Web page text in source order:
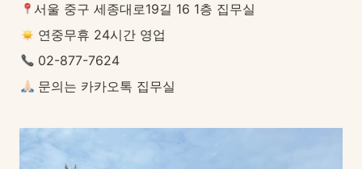
서울 중구 세종대로19길 16 1층 집무실
연중무휴 24시간 영업
02-877-7624
문의는 카카오톡 집무실